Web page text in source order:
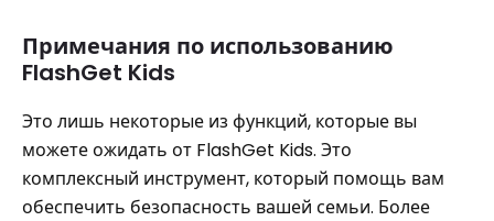
Примечания по использованию
FlashGet Kids
Это лишь некоторые из функций, которые вы
можете ожидать от FlashGet Kids. Это
комплексный инструмент, который помощь вам
обеспечить безопасность вашей семьи. Более